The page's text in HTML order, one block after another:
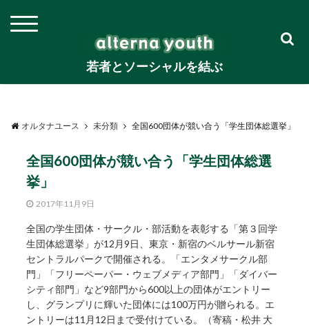
若者とソーシャルを結ぶ
オルタナユース 未分類 全国600団体が競い合う「学生団体総選挙」
全国600団体が競い合う「学生団体総選
挙」
2017年11月9日
全国の学生団体・サークル・部活動を表彰する「第３回学
生団体総選挙」が12月9日、東京・新宿のベルサール新宿
セントラルパークで開催される。「エンタメサークル部
門」「フリーペーパー・ウェブメディア部門」「ダイバー
シティ部門」など9部門から600以上の団体がエントリー
し、グランプリに輝いた団体には100万円が贈られる。エ
ントリーは11月12日まで受付けている。（寄稿・松井 大